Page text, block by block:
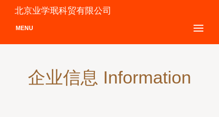
北京业学珉科贸有限公司
MENU
企业信息 Information